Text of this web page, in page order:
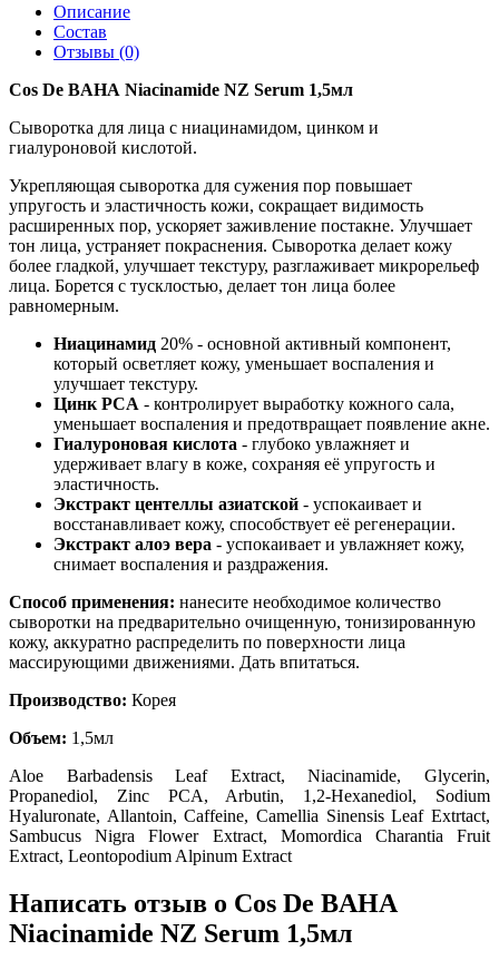
Описание
Состав
Отзывы (0)
Cos De BAHA Niacinamide NZ Serum 1,5мл
Сыворотка для лица с ниацинамидом, цинком и
гиалуроновой кислотой.
Укрепляющая сыворотка для сужения пор повышает
упругость и эластичность кожи, сокращает видимость
расширенных пор, ускоряет заживление постакне. Улучшает
тон лица, устраняет покраснения. Сыворотка делает кожу
более гладкой, улучшает текстуру, разглаживает микрорельеф
лица. Борется с тусклостью, делает тон лица более
равномерным.
Ниацинамид 20% - основной активный компонент,
который осветляет кожу, уменьшает воспаления и
улучшает текстуру.
Цинк PCA - контролирует выработку кожного сала,
уменьшает воспаления и предотвращает появление акне.
Гиалуроновая кислота - глубоко увлажняет и
удерживает влагу в коже, сохраняя её упругость и
эластичность.
Экстракт центеллы азиатской - успокаивает и
восстанавливает кожу, способствует её регенерации.
Экстракт алоэ вера - успокаивает и увлажняет кожу,
снимает воспаления и раздражения.
Способ применения: нанесите необходимое количество
сыворотки на предварительно очищенную, тонизированную
кожу, аккуратно распределить по поверхности лица
массирующими движениями. Дать впитаться.
Производство: Корея
Объем: 1,5мл
Aloe Barbadensis Leaf Extract, Niacinamide, Glycerin,
Propanediol, Zinc PCA, Arbutin, 1 ,2-Hexanediol, Sodium
Hyaluronate, Allantoin, Caffeine, Camellia Sinensis Leaf Extrtact,
Sambucus Nigra Flower Extract, Momordica Charantia Fruit
Extract, Leontopodium Alpinum Extract
Написать отзыв о Cos De BAHA
Niacinamide NZ Serum 1,5мл